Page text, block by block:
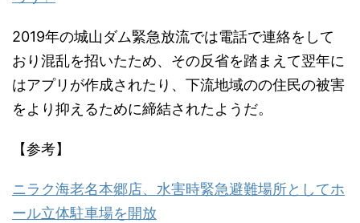
2019年の城山ダム緊急放流では電話で連絡をして
おり混乱を招いたため、その反省を踏まえて翌年に
はアプリが作成されたり、下流地域のの住民の被害
をより抑えるために締結されたようだ。
【参考】
ニラク海老名本郷店、水害時緊急避難場所としてホ
ール立体駐車場を開放